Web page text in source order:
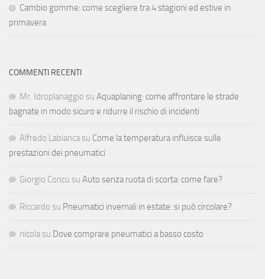
Cambio gomme: come scegliere tra 4 stagioni ed estive in
primavera
COMMENTI RECENTI
Mr. Idroplanaggio su Aquaplaning: come affrontare le strade
bagnate in modo sicuro e ridurre il rischio di incidenti
Alfredo Labianca su Come la temperatura influisce sulle
prestazioni dei pneumatici
Giorgio Concu su Auto senza ruota di scorta: come fare?
Riccardo su Pneumatici invernali in estate: si può circolare?
nicola su Dove comprare pneumatici a basso costo